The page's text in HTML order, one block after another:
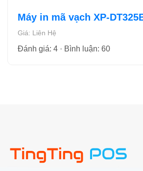
Máy in mã vạch XP-
Giá: Liên Hệ
Đánh giá: 4 · Bình luận: 60